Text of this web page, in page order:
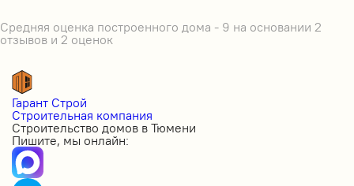
Средняя оценка построенного дома - 9 на основании 2
отзывов и 2 оценок
Гарант Строй
Строительная компания
Строительство домов в Тюмени
Пишите, мы онлайн: